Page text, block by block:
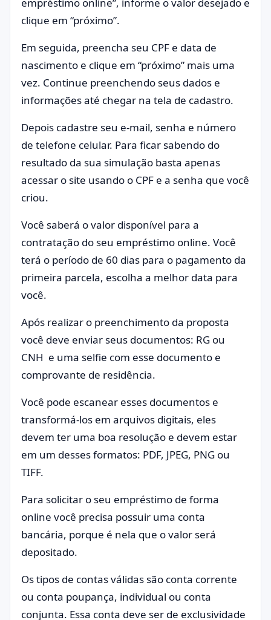
clique em “próximo”.
Em seguida, preencha seu CPF e data de
nascimento e clique em “próximo” mais uma
vez. Continue preenchendo seus dados e
informações até chegar na tela de cadastro.
Depois cadastre seu e-mail, senha e número
de telefone celular. Para ficar sabendo do
resultado da sua simulação basta apenas
acessar o site usando o CPF e a senha que você
criou.
Você saberá o valor disponível para a
contratação do seu empréstimo online. Você
terá o período de 60 dias para o pagamento da
primeira parcela, escolha a melhor data para
você.
Após realizar o preenchimento da proposta
você deve enviar seus documentos: RG ou
CNH e uma selfie com esse documento e
comprovante de residência.
Você pode escanear esses documentos e
transformá-los em arquivos digitais, eles
devem ter uma boa resolução e devem estar
em um desses formatos: PDF, JPEG, PNG ou
TIFF.
Para solicitar o seu empréstimo de forma
online você precisa possuir uma conta
bancária, porque é nela que o valor será
depositado.
Os tipos de contas válidas são conta corrente
ou conta poupança, individual ou conta
conjunta. Essa conta deve ser de exclusividade